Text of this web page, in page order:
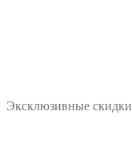
Эксклюзивные скидки